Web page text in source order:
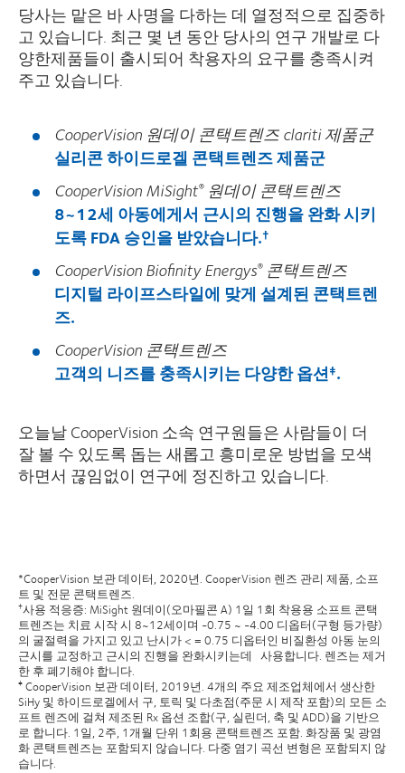
당사는 맡은 바 사명을 다하는 데 열정적으로 집중하
고 있습니다. 최근 몇 년 동안 당사의 연구 개발로 다
양한제품들이 출시되어 착용자의 요구를 충족시켜
주고 있습니다.
CooperVision 원데이 콘택트렌즈 clariti 제품군
실리콘 하이드로겔 콘택트렌즈 제품군
CooperVision MiSight®원데이 콘택트렌즈
8~12세 아동에게서 근시의 진행을 완화 시키
도록 FDA 승인을 받았습니다.†
CooperVision Biofinity Energys®콘택트렌즈
디지털 라이프스타일에 맞게 설계된 콘택트렌
즈.
CooperVision 콘택트렌즈
고객의 니즈를 충족시키는 다양한 옵션‡.
오늘날 CooperVision 소속 연구원들은 사람들이 더
잘 볼 수 있도록 돕는 새롭고 흥미로운 방법을 모색
하면서 끊임없이 연구에 정진하고 있습니다.
*CooperVision 보관 데이터, 2020년. CooperVision 렌즈 관리 제품, 소프
트 및 전문 콘택트렌즈.
†사용 적응증: MiSight 원데이(오마필콘 A) 1일 1회 착용용 소프트 콘택
트렌즈는 치료 시작 시 8~12세이며 -0.75 ~ -4.00 디옵터(구형 등가량)
의 굴절력을 가지고 있고 난시가 < = 0.75 디옵터인 비질환성 아동 눈의
근시를 교정하고 근시의 진행을 완화시키는데 사용합니다. 렌즈는 제거
한 후 폐기해야 합니다.
‡ CooperVision 보관 데이터, 2019년. 4개의 주요 제조업체에서 생산한
SiHy 및 하이드로겔에서 구, 토릭 및 다초점(주문 시 제작 포함)의 모든 소
프트 렌즈에 걸쳐 제조된 Rx 옵션 조합(구, 실린더, 축 및 ADD)을 기반으
로 합니다. 1일, 2주, 1개월 단위 1회용 콘택트렌즈 포함. 화장품 및 광염
화 콘택트렌즈는 포함되지 않습니다. 다중 염기 곡선 변형은 포함되지 않
습니다.